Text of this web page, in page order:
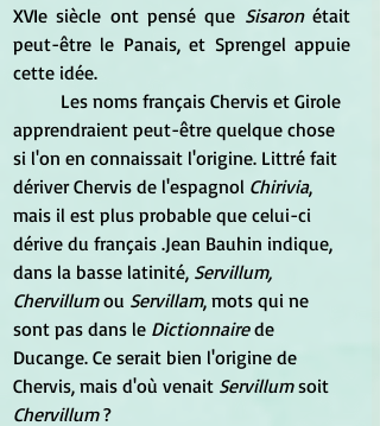
XVIe siècle ont pensé que Sisaron était
peut-être le Panais, et Sprengel appuie
cette idée.
apprendraient peut-être quelque chose
si l'on en connaissait l'origine. Littré fait
dériver Chervis de l'espagnol Chirivia,
mais il est plus probable que celui-ci
dérive du français .Jean Bauhin indique,
dans la basse latinité, Servillum,
Chervillum ou Servillam, mots qui ne
sont pas dans le Dictionnaire de
Ducange. Ce serait bien l'origine de
Chervis, mais d'où venait Servillum soit
Chervillum ?